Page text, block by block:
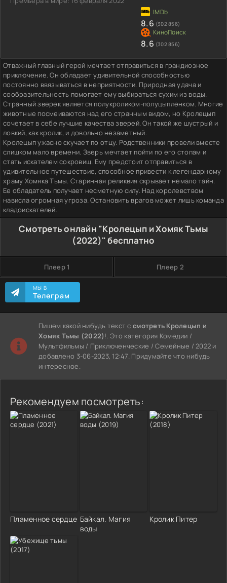
8.6 (302 856)
8.6 (302 856)
Отважный главный герой мечтает отправиться в грандиозное
приключение. Он обладает удивительной способностью
постоянно ввязываться в неприятности. Природная удача и
сообразительность помогает ему выбираться сухим из воды.
Странный зверек является полукроликом-полуцыпленком. Многие
животные посмеиваются над его странным видом, но Кролецып
сочетает в себе лучшие качества зверей. Он такой же шустрый и
ловкий, как кролик, и довольно незаметный.
Кролецып ужасно скучает по отцу. Родственники провели вместе
слишком мало времени. Зверь мечтает пойти по его стопам и
стать искателем сокровищ. Ему предстоит отправиться в
удивительное путешествие, способное привести к легендарному
храму Хомяка Тьмы. Старинная реликвия скрывает немало тайн.
Ее обладатель получает несметную силу. Над королевством
нависла огромная угроза. Остановить врагов может лишь команда
кладоискателей.
Смотреть онлайн "Кролецып и Хомяк Тьмы
(2022)" бесплатно
Плеер 1 Плеер 2
МЫ В
Телеграм
Пишем какой нибудь текст ссмотреть Кролецып и
Хомяк Тьмы (2022)!. Это категория Комедии /
Мультфильмы / Приключенческие / Семейные / 2022 и
добавлено 3-06-2023, 12:47. Придумайте что нибудь
интересное.
Рекомендуем посмотреть:
Пламенное сердце Байкал. Магия
воды
Кролик Питер